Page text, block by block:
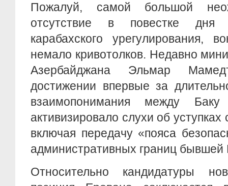
Пожалуй, самой большой
отсутствие в повестке дня
карабахского урегулирования,
немало кривотолков. Недавно
Азербайджана Эльмар
достижении впервые за
взаимопонимания между
активизировало слухи об
включая передачу «пояса
административных границ
Относительно кандидатуры